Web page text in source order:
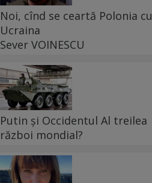
Noi, cînd se ceartă Polonia cu
Ucraina
Sever VOINESCU
Putin și Occidentul Al treilea
război mondial?